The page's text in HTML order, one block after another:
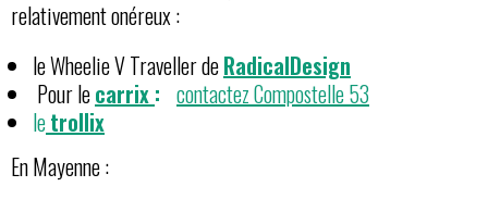
relativement onéreux :
le Wheelie V Traveller deRadicalDesign
Pour lecarrix : contactez Compostelle 53
letrollix
En Mayenne :